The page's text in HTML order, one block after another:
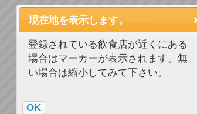
現在地を表示します。
登録されている飲食店が近くにある
場合はマーカーが表示されます。無
い場合は縮小してみて下さい。
OK